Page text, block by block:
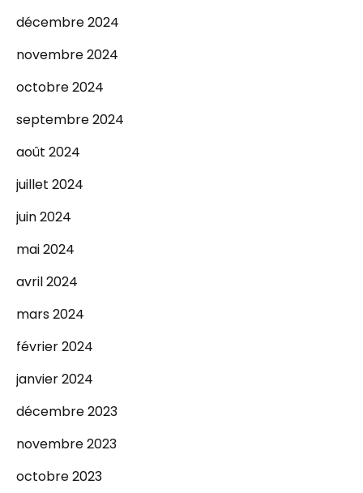
décembre 2024
novembre 2024
octobre 2024
septembre 2024
août 2024
juillet 2024
juin 2024
mai 2024
avril 2024
mars 2024
février 2024
janvier 2024
décembre 2023
novembre 2023
octobre 2023